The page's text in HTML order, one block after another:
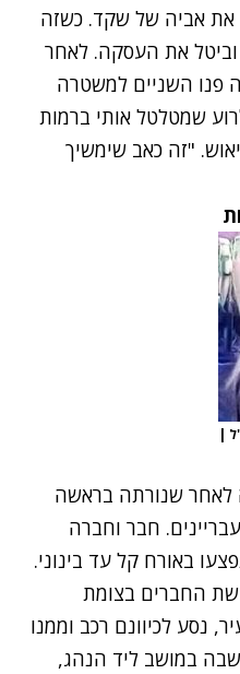
את אביה של שקד. כשזה
את העסקה. לאחר
פנו השניים למשטרה
שמטלטל אותי ברמות
"זה כאב שימשיך
|
ה-16 נרצחה לאחר שנורתה בראשה
חבר וחברה
באורח קל עד בינוני.
החברים בצומת
נסע לכיוונם רכב וממנו
במושב ליד הנהג,